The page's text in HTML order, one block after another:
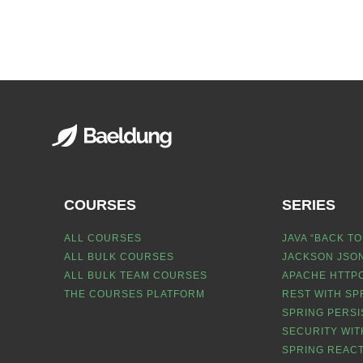
COURSES
ALL COURSES
ALL BULK COURSES
ALL BULK TEAM COURSES
THE COURSES PLATFORM
SERIES
JAVA “BACK
JACKSON
APACHE
REST WITH
SPRING
SECURITY
SPRING